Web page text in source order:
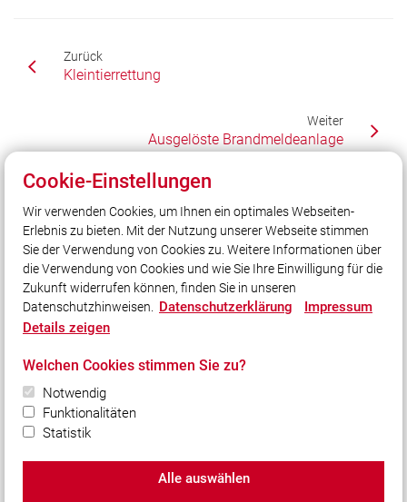
Zurück
Kleintierrettung
Weiter
Ausgelöste Brandmeldeanlage
Unser Leitsatz
Gott zur Ehr - dem Nächsten zur Wehr!
Unsere Freizeit für Ihre Sicherheit!
Social Media
Bleiben Sie mit uns in Kontakt und vernetzen Sie sich
mit uns!
© 2026 Freiwillige Feuerwehr Weißenhorn
Cookie-Einstellungen
Wir verwenden Cookies, um Ihnen ein optimales Webseiten-
Erlebnis zu bieten. Mit der Nutzung unserer Webseite stimmen
Sie der Verwendung von Cookies zu. Weitere Informationen über
die Verwendung von Cookies und wie Sie Ihre Einwilligung für die
Zukunft widerrufen können, finden Sie in unseren
Datenschutzhinweisen. Datenschutzerklärung
Impressum
Details zeigen
Welchen Cookies stimmen Sie zu?
Notwendig
Funktionalitäten
Statistik
Alle auswählen